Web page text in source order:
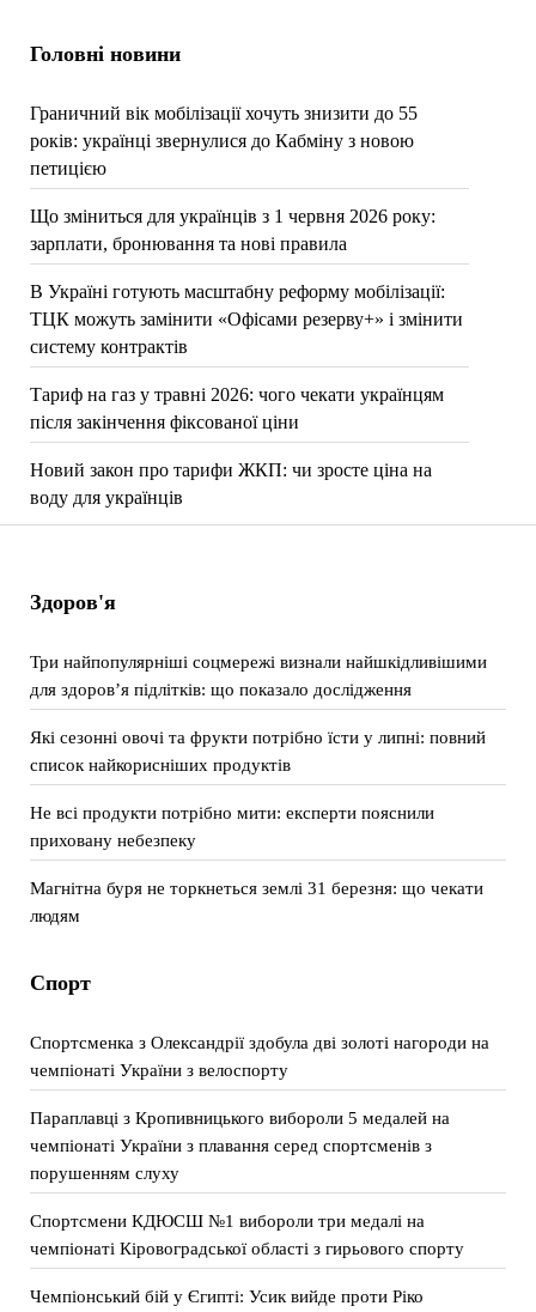
Головні новини
Граничний вік мобілізації хочуть знизити до 55
років: українці звернулися до Кабміну з новою
петицією
Що зміниться для українців з 1 червня 2026 року:
зарплати, бронювання та нові правила
В Україні готують масштабну реформу мобілізації:
ТЦК можуть замінити «Офісами резерву+» і змінити
систему контрактів
Тариф на газ у травні 2026: чого чекати українцям
після закінчення фіксованої ціни
Новий закон про тарифи ЖКП: чи зросте ціна на
воду для українців
Здоров'я
Три найпопулярніші соцмережі визнали найшкідливішими
для здоров’я підлітків: що показало дослідження
Які сезонні овочі та фрукти потрібно їсти у липні: повний
список найкорисніших продуктів
Не всі продукти потрібно мити: експерти пояснили
приховану небезпеку
Магнітна буря не торкнеться землі 31 березня: що чекати
людям
Спорт
Спортсменка з Олександрії здобула дві золоті нагороди на
чемпіонаті України з велоспорту
Параплавці з Кропивницького вибороли 5 медалей на
чемпіонаті України з плавання серед спортсменів з
порушенням слуху
Спортсмени КДЮСШ №1 вибороли три медалі на
чемпіонаті Кіровоградської області з гирьового спорту
Чемпіонський бій у Єгипті: Усик вийде проти Ріко